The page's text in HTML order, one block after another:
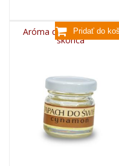
Aróma do sviečok, 25g -
škorica